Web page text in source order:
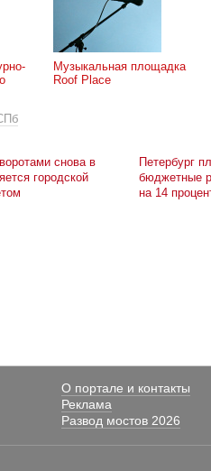
Музыкальная площадка
Roof Place
снова в
городской
Петербург
бюджетные
на 14
О портале и контакты
Реклама
Развод мостов 2026